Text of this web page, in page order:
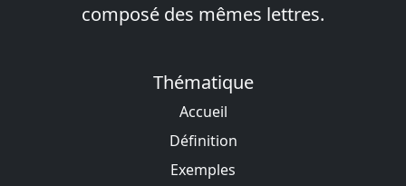
composé des mêmes lettres.
Thématique
Accueil
Définition
Exemples